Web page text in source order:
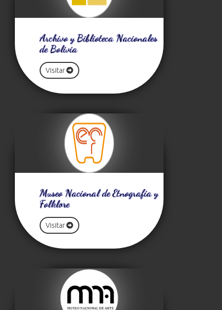
Archivo y Biblioteca Nacionales
de Bolivia
Visitar
Museo Nacional de Etnografía y
Folklore
Visitar